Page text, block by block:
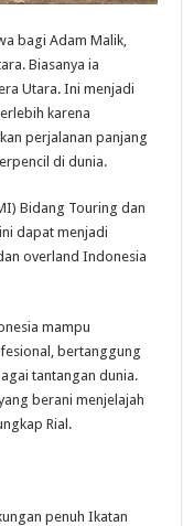
bagi Adam Malik,
Biasanya ia
Utara. Ini menjadi
karena
perjalanan panjang
di dunia.
Bidang Touring dan
dapat menjadi
overland Indonesia
mampu
bertanggung
tantangan dunia.
berani menjelajah
Rial.
penuh Ikatan